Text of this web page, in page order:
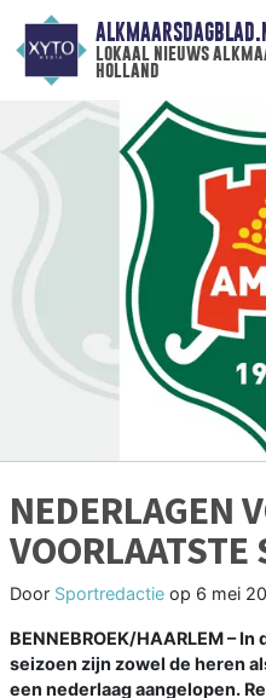
lokaal nieuws
holland
NEDERLAGEN
VOORLAATSTE
Door Sportredactie op 6 mei
BENNEBROEK/HAARLEM –
seizoen zijn zowel de heren
een nederlaag aangelopen.